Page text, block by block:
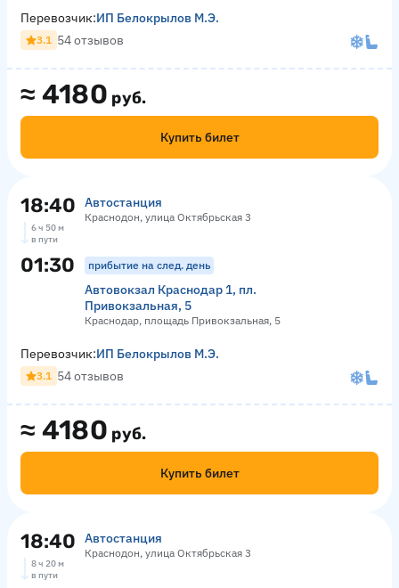
≈ 4180 руб.
Купить билет
Перевозчик:ИП Белокрылов М.Э.
3.1 54 отзывов
18:40 Автостанция
Краснодон, улица Октябрьская 3
6 ч 50 м
в пути
01:30 прибытие на след. день
Автовокзал Краснодар 1, пл.
Привокзальная, 5
Краснодар, площадь Привокзальная, 5
≈ 4180 руб.
Купить билет
Перевозчик:ИП Белокрылов М.Э.
3.1 54 отзывов
18:40 Автостанция
Краснодон, улица Октябрьская 3
8 ч 20 м
в пути